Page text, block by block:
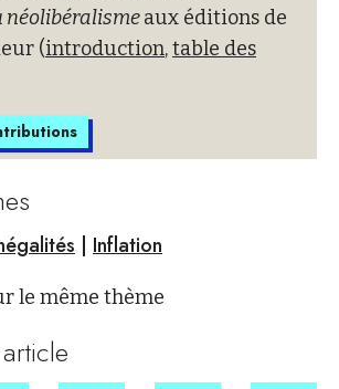
néolibéralismeaux éditions de
(introduction,table des
| Inflation
le même thème